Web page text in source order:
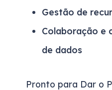
Gestão de
Colaboração e
de dados
Pronto para Dar o